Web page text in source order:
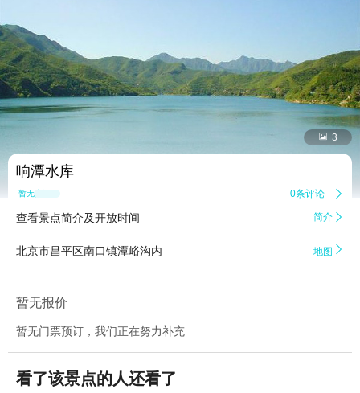
 3
响潭水库
暂无点评 0条评论 
查看景点简介及开放时间 简介 
北京市昌平区南口镇潭峪沟内 地图 
暂无报价
暂无门票预订，我们正在努力补充
看了该景点的人还看了